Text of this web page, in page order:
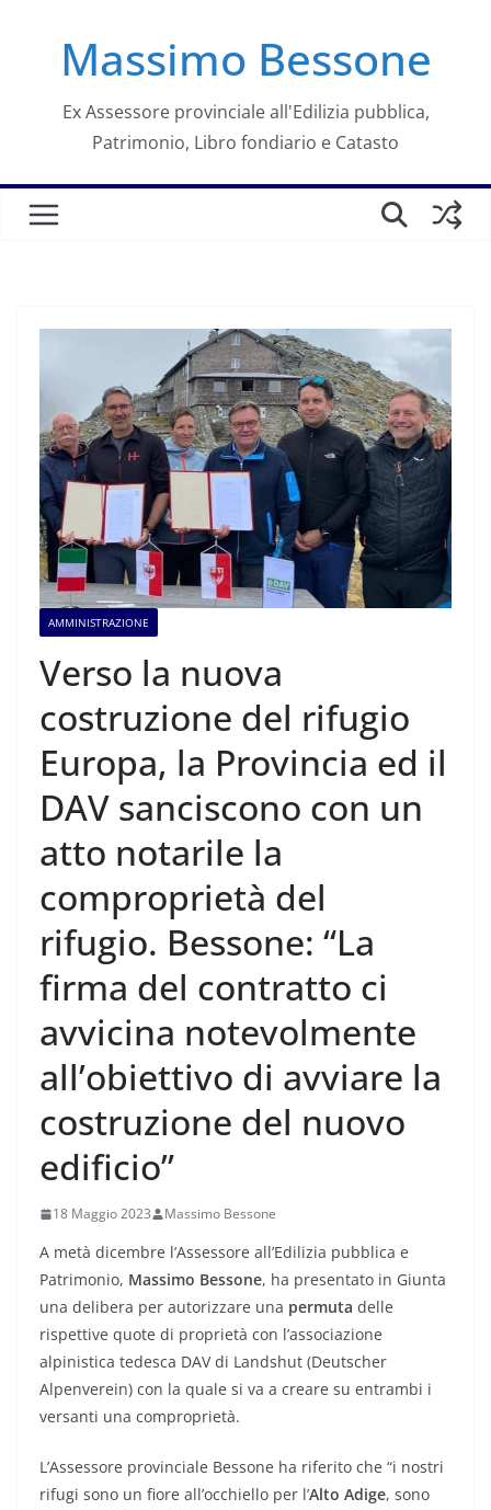
contenutoMassimo Bessone
Ex Assessore provinciale all'Edilizia pubblica,
Patrimonio, Libro fondiario e Catasto
AMMINISTRAZIONE
Verso la nuova
costruzione del rifugio
Europa, la Provincia ed il
DAV sanciscono con un
atto notarile la
comproprietà del
rifugio. Bessone: “La
firma del contratto ci
avvicina notevolmente
all’obiettivo di avviare la
costruzione del nuovo
edificio”
18 Maggio 2023 Massimo Bessone
A metà dicembre l’Assessore all’Edilizia pubblica e
Patrimonio, Massimo Bessone, ha presentato in Giunta
una delibera per autorizzare una permuta delle
rispettive quote di proprietà con l’associazione
alpinistica tedesca DAV di Landshut (Deutscher
Alpenverein) con la quale si va a creare su entrambi i
versanti una comproprietà.
L’Assessore provinciale Bessone ha riferito che “i nostri
rifugi sono un fiore all’occhiello per l’Alto Adige, sono